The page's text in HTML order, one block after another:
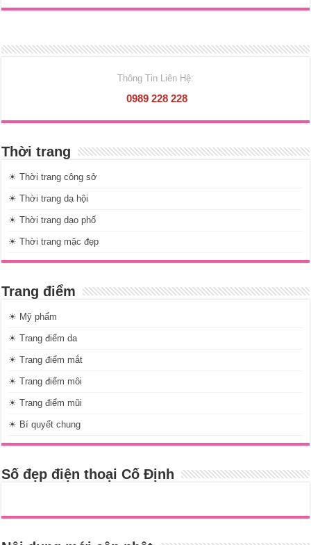
Thông Tin Liên Hệ:
0989 228 228
Thời trang
☀ Thời trang công sở
☀ Thời trang dạ hội
☀ Thời trang dạo phố
☀ Thời trang mặc đẹp
Trang điểm
☀ Mỹ phẩm
☀ Trang điểm da
☀ Trang điểm mắt
☀ Trang điểm môi
☀ Trang điểm mũi
☀ Bí quyết chung
Số đẹp điện thoại Cố Định